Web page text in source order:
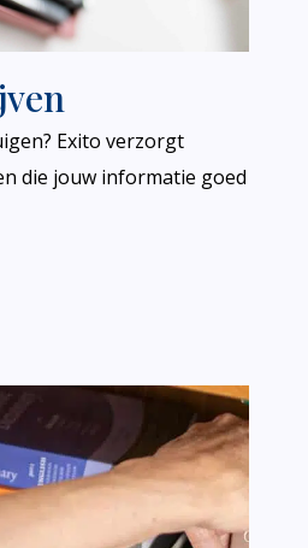
Exito verzorgt
die jouw informatie goed